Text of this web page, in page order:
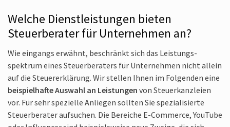
Welche Dienstleistungen bieten
Steuerberater für Unternehmen an?
Wie eingangs erwähnt, beschränkt sich das Leistungs­
spektrum eines Steuer­beraters für Unternehmen nicht allein
auf die Steuer­erklärung. Wir stellen Ihnen im Folgenden eine
beispiel­hafte Auswahl an Leistungen von Steuer­kanzleien
vor. Für sehr spezielle Anliegen sollten Sie spezia­lisierte
Steuer­berater aufsuchen. Die Bereiche E-Commerce, YouTube